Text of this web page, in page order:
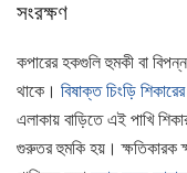
সংরক্ষণ
কপারের হকগুলি হুমকী বা
থাকে। বিষাক্ত চিংড়ি
এলাকায় বাড়িতে এই পাখি
গুরুতর হুমকি হয়। ক্ষতিকারক